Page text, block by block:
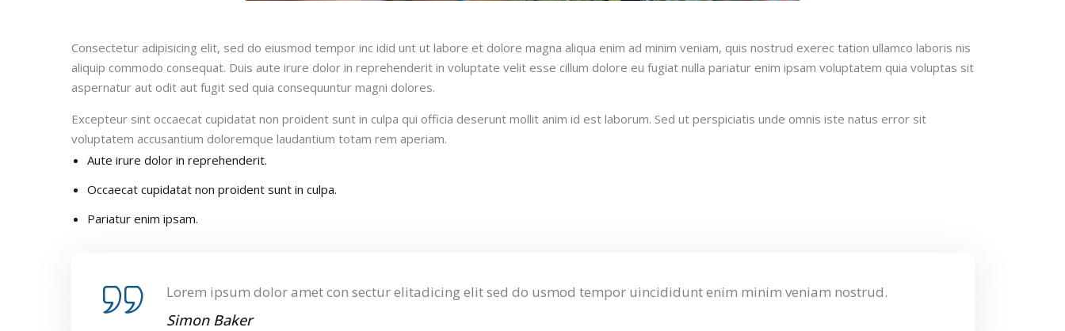
Consectetur adipisicing elit, sed do eiusmod tempor inc idid unt ut labore et dolore magna aliqua enim ad minim veniam, quis nostrud exerec tation ullamco laboris nis
aliquip commodo consequat. Duis aute irure dolor in reprehenderit in voluptate velit esse cillum dolore eu fugiat nulla pariatur enim ipsam voluptatem quia voluptas sit
aspernatur aut odit aut fugit sed quia consequuntur magni dolores.
Excepteur sint occaecat cupidatat non proident sunt in culpa qui officia deserunt mollit anim id est laborum. Sed ut perspiciatis unde omnis iste natus error sit
voluptatem accusantium doloremque laudantium totam rem aperiam.
Aute irure dolor in reprehenderit.
Occaecat cupidatat non proident sunt in culpa.
Pariatur enim ipsam.
Lorem ipsum dolor amet con sectur elitadicing elit sed do usmod tempor uincididunt enim minim veniam nostrud.
Simon Baker